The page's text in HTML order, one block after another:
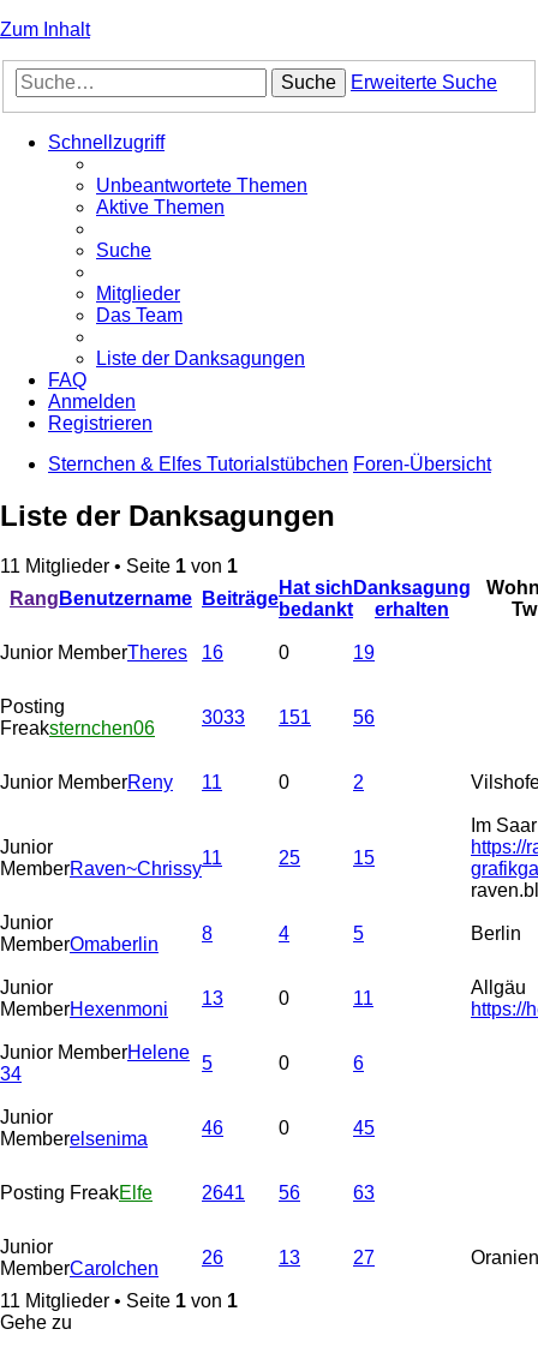
Zum Inhalt
Suche Erweiterte Suche
Schnellzugriff
Unbeantwortete Themen
Aktive Themen
Suche
Mitglieder
Das Team
Liste der Danksagungen
FAQ
Anmelden
Registrieren
Sternchen & Elfes Tutorialstübchen Foren-Übersicht
Liste der Danksagungen
11 Mitglieder • Seite 1 von 1
Rang Benutzername Beiträge
Hat sich
bedankt
Danksagung
erhalten
Junior MemberTheres 16 0 19
Posting
Freaksternchen06
3033 151 56
Junior MemberReny 11 0 2
Junior
MemberRaven~Chrissy
11 25 15
Im
https://
Junior
MemberOmaberlin
8 4 5 Berlin
Junior
MemberHexenmoni
13 0 11
Allgäu
https://
Junior MemberHelene
34
5 0 6
Junior
Memberelsenima
46 0 45
Posting FreakElfe 2641 56 63
Junior
MemberCarolchen
26 13 27
11 Mitglieder • Seite 1 von 1
Gehe zu